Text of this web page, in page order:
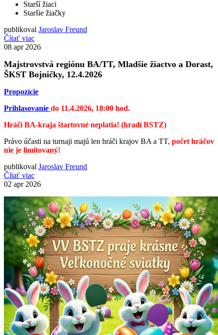
Starší žiaci
Staršie žiačky
publikoval Jaroslav Freund
Čítať viac
08 apr 2026
Majstrovstvá regiónu BA/TT, Mladšie žiactvo a Dorast,
ŠKST Bojničky, 12.4.2026
Propozície
Prihlasovanie do 11.4.2026, 18:00 hod.
Hráči BA-kraja štartovné neplatia! (hradí BSTZ)
Právo účasti na turnaji majú len hráči krajov BA a TT, počet hráčov
nie je limitovaný!
publikoval Jaroslav Freund
Čítať viac
02 apr 2026